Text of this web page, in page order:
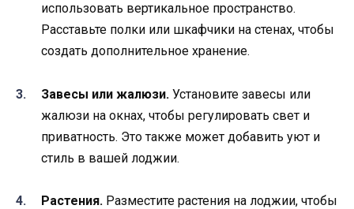
использовать вертикальное пространство.
Расставьте полки или шкафчики на стенах, чтобы
создать дополнительное хранение.
Завесы или жалюзи. Установите завесы или
жалюзи на окнах, чтобы регулировать свет и
приватность. Это также может добавить уют и
стиль в вашей лоджии.
Растения. Разместите растения на лоджии, чтобы